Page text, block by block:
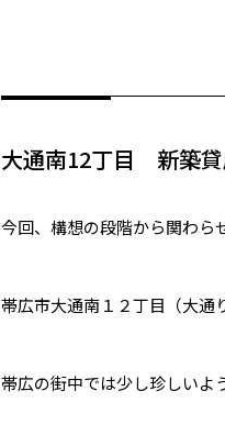
大通南12丁目 新築
今回、構想の段階から関わら
帯広市大通南１２丁目（大通
帯広の街中では少し珍しいよ